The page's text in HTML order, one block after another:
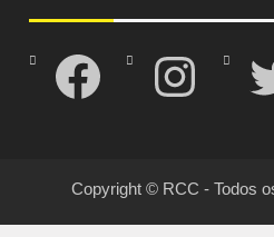
Facebook Instagram
Copyright © RCC - Todos